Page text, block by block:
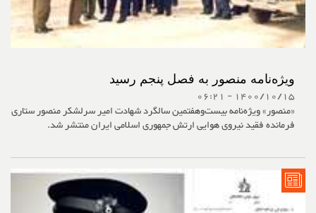
ویژه‌نامه منصور به فصل پنجم رسید
1400/10/15 - 06:21
«منصور» ویژه‌نامه بیست‌وهفتمین سالگرد شهادت امیر سرلشکر منصور ستاری
فرمانده فقید نیروی هوایی ارتش جمهوری اسلامی ایران منتشر شد.